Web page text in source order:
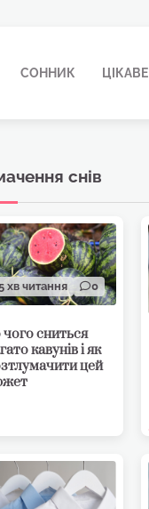
СОННИК ЦІКАВЕ
снів
хв читання 0
чого сниться
кавунів і як
цей